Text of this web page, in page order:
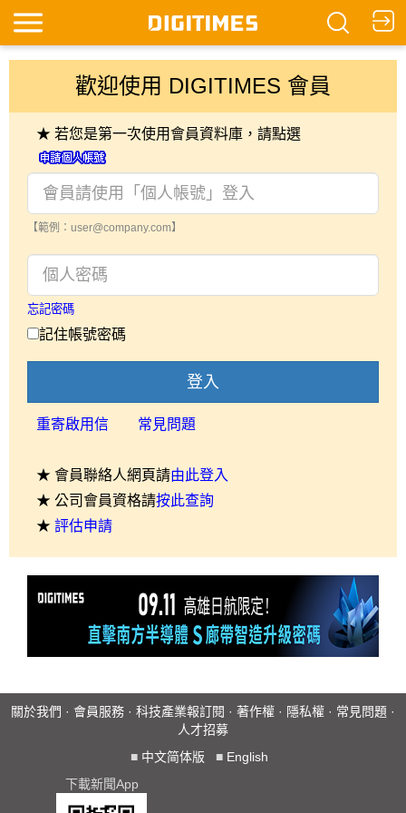
歡迎使用 DIGITIMES 會員
★ 若您是第一次使用會員資料庫，請點選
【範例：user@company.com】
忘記密碼
記住帳號密碼
登入
重寄啟用信 常見問題
★ 會員聯絡人網頁請由此登入
★ 公司會員資格請按此查詢
★ 評估申請
關於我們 · 會員服務 · 科技產業報訂閱 · 著作權 · 隱私權 · 常見問題 ·
人才招募
■ 中文简体版 ■ English
下載新聞App